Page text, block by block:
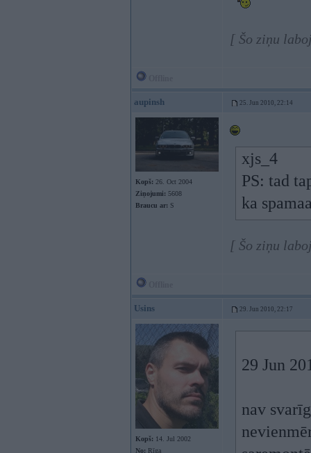
[ Šo ziņu
aupinsh 25. Jun 2010, 22:14
Kopš: 26. Oct 2004
Ziņojumi: 5608
Braucu ar: S
xjs_4
PS: tad
ka
[ Šo ziņu
Usins 29. Jun 2010, 22:17
Kopš: 14. Jul 2002
No: Rīga
29 Jun
nav